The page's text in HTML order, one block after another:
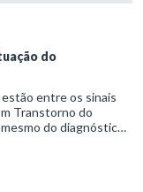
do
entre os sinais
Transtorno do
do diagnóstico